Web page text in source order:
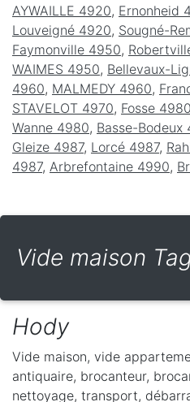
AYWAILLE 4920, Ernonheid
Louveigné 4920, Sougné-
Faymonville 4950,
WAIMES 4950, Bellevaux-
4960, MALMEDY 4960,
STAVELOT 4970, Fosse 4980
Wanne 4980, Basse-Bodeux
Gleize 4987, Lorcé 4987,
4987, Arbrefontaine 4990,
Vide maison
Hody
Vide maison, vide
antiquaire, brocanteur,
nettoyage, transport,